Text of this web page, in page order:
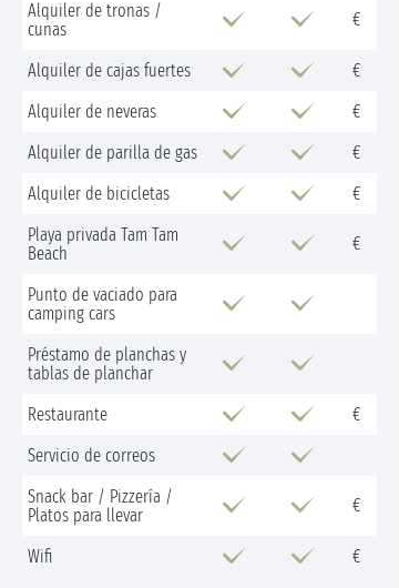
Alquiler de tronas /
cunas
€
Alquiler de cajas fuertes
€
Alquiler de neveras
€
Alquiler de parilla de gas
€
Alquiler de bicicletas
€
Playa privada Tam Tam
Beach
€
Punto de vaciado para
camping cars
Préstamo de planchas y
tablas de planchar
Restaurante
€
Servicio de correos
Snack bar / Pizzería /
Platos para llevar
€
Wifi €